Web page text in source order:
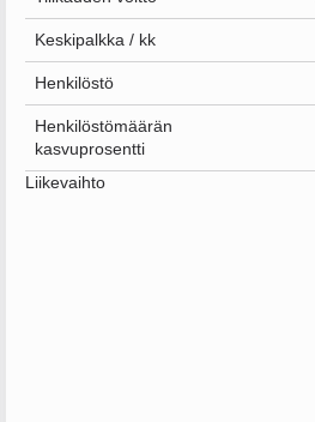
Keskipalkka / kk
Henkilöstö
Henkilöstömäärän
kasvuprosentti
Liikevaihto